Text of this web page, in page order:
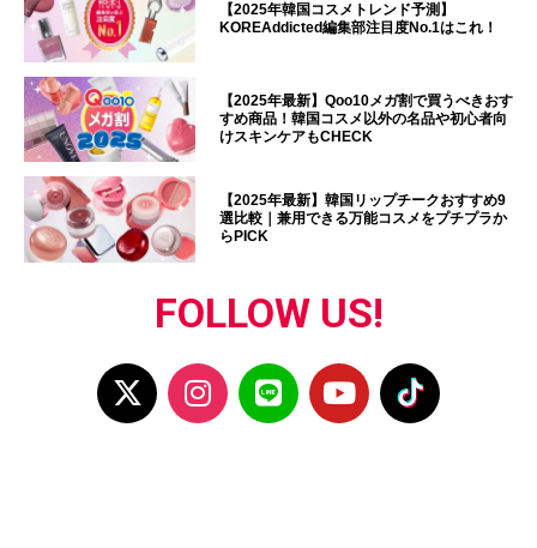
【2025年韓国コスメトレンド予測】
KOREAddicted編集部注目度No.1はこれ！
【2025年最新】Qoo10メガ割で買うべきおす
すめ商品！韓国コスメ以外の名品や初心者向
けスキンケアもCHECK
【2025年最新】韓国リップチークおすすめ9
選比較｜兼用できる万能コスメをプチプラか
らPICK
FOLLOW US!